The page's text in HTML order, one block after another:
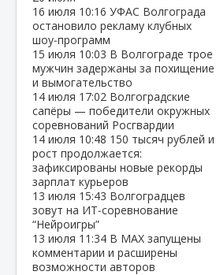
16 июля 10:16 УФАС Волгограда
остановило рекламу клубных
шоу‑программ
15 июля 10:03 В Волгограде трое
мужчин задержаны за похищение
и вымогательство
14 июля 17:02 Волгоградские
сапёры — победители окружных
соревнований Росгвардии
14 июля 10:48 150 тысяч рублей и
рост продолжается:
зафиксированы новые рекорды
зарплат курьеров
13 июля 15:43 Волгоградцев
зовут на ИТ‑соревнование
“Нейроигры”
13 июля 11:34 В МАХ запущены
комментарии и расширены
возможности авторов